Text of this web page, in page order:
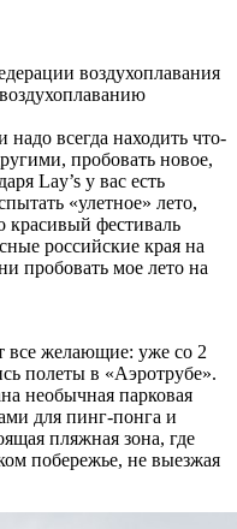
воздухоплавания
надо всегда находить что-
пробовать новое,
Lay’s у вас есть
«улетное» лето,
красивый фестиваль
российские края на
пробовать мое лето на
все желающие: уже со 2
полеты в «Аэротрубе».
необычная парковая
для пинг-понга и
пляжная зона, где
побережье, не выезжая